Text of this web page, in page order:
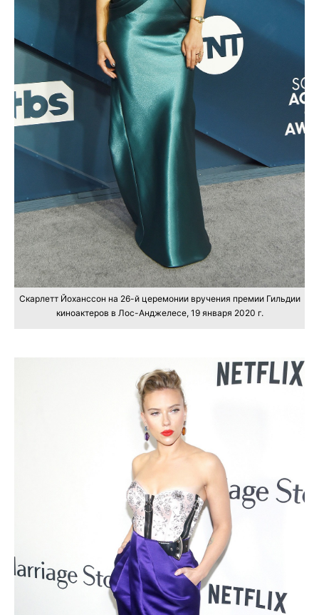
Скарлетт Йоханссон на 26-й церемонии вручения премии Гильдии
киноактеров в Лос-Анджелесе, 19 января 2020 г.